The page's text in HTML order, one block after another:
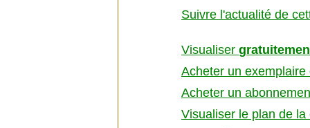
Suivre l'actualité de
Visualiser
Acheter un
Acheter un
Visualiser le plan de